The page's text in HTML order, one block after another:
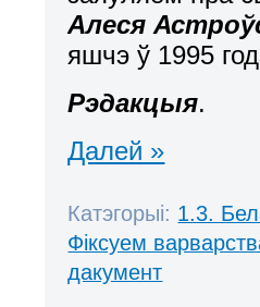
Алеся
яшчэ ў 1995
Рэдакцыя.
Далей »
Катэгорыі: 1.3.
Фіксуем
дакумент